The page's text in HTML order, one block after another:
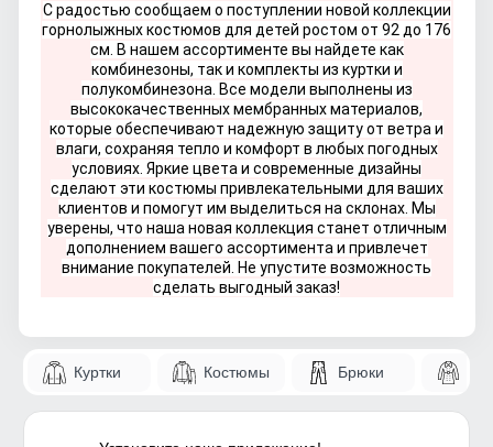
С радостью сообщаем о поступлении новой коллекции
горнолыжных костюмов для детей ростом от 92 до 176
см. В нашем ассортименте вы найдете как
комбинезоны, так и комплекты из куртки и
полукомбинезона. Все модели выполнены из
высококачественных мембранных материалов,
которые обеспечивают надежную защиту от ветра и
влаги, сохраняя тепло и комфорт в любых погодных
условиях. Яркие цвета и современные дизайны
сделают эти костюмы привлекательными для ваших
клиентов и помогут им выделиться на склонах. Мы
уверены, что наша новая коллекция станет отличным
дополнением вашего ассортимента и привлечет
внимание покупателей. Не упустите возможность
сделать выгодный заказ!
Куртки Костюмы Брюки